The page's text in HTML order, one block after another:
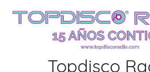
Topdisco